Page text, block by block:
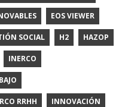
EOS VIEWER
SOCIAL H2 HAZOP
INERCO
RRHH INNOVACIÓN